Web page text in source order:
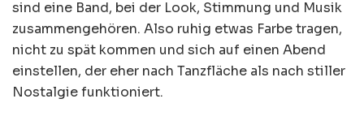
sind eine Band, bei der Look, Stimmung und Musik
zusammengehören. Also ruhig etwas Farbe tragen,
nicht zu spät kommen und sich auf einen Abend
einstellen, der eher nach Tanzfläche als nach stiller
Nostalgie funktioniert.